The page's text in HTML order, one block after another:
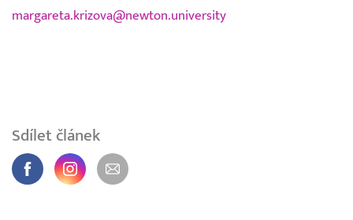
margareta.krizova@newton.university
Sdílet článek